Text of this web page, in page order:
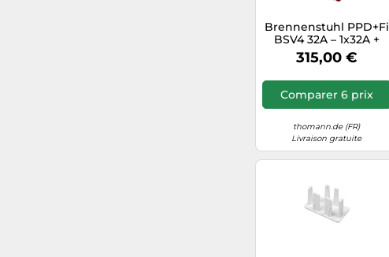
Brennenstuhl PPD+Fi
BSV4 32A – 1x32A +
2x16A
315,00 €
Comparer 6 prix
thomann.de (FR)
Livraison gratuite